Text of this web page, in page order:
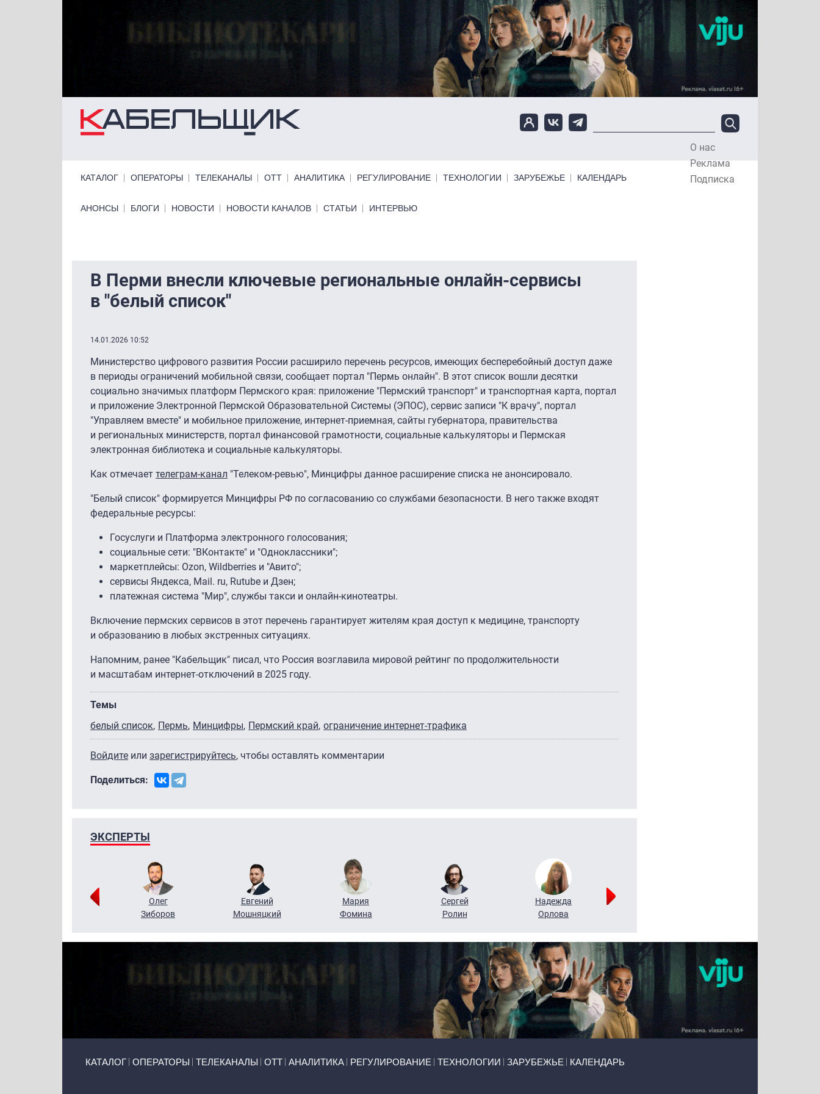
О нас
Реклама
Подписка
КАТАЛОГ ОПЕРАТОРЫ ТЕЛЕКАНАЛЫ ОТТ АНАЛИТИКА РЕГУЛИРОВАНИЕ ТЕХНОЛОГИИ ЗАРУБЕЖЬЕ КАЛЕНДАРЬ
Primary links bottom
АНОНСЫ БЛОГИ НОВОСТИ НОВОСТИ КАНАЛОВ СТАТЬИ ИНТЕРВЬЮ
В Перми внесли ключевые региональные онлайн-сервисы
в "белый список"
14.01.2026 10:52
Министерство цифрового развития России расширило перечень ресурсов, имеющих бесперебойный доступ даже
в периоды ограничений мобильной связи, сообщает портал "Пермь онлайн". В этот список вошли десятки
социально значимых платформ Пермского края: приложение "Пермский транспорт" и транспортная карта, портал
и приложение Электронной Пермской Образовательной Системы (ЭПОС), сервис записи "К врачу", портал
"Управляем вместе" и мобильное приложение, интернет-приемная, сайты губернатора, правительства
и региональных министерств, портал финансовой грамотности, социальные калькуляторы и Пермская
электронная библиотека и социальные калькуляторы.
Как отмечает телеграм-канал "Телеком-ревью", Минцифры данное расширение списка не анонсировало.
"Белый список" формируется Минцифры РФ по согласованию со службами безопасности. В него также входят
федеральные ресурсы:
Госуслуги и Платформа электронного голосования;
социальные сети: "ВКонтакте" и "Одноклассники";
маркетплейсы: Ozon, Wildberries и "Авито";
сервисы Яндекса, Mail. ru, Rutube и Дзен;
платежная система "Мир", службы такси и онлайн-кинотеатры.
Включение пермских сервисов в этот перечень гарантирует жителям края доступ к медицине, транспорту
и образованию в любых экстренных ситуациях.
Напомним, ранее "Кабельщик" писал, что Россия возглавила мировой рейтинг по продолжительности
и масштабам интернет-отключений в 2025 году.
Темы
белый список Пермь Минцифры Пермский край ограничение интернет-трафика
Войдите или зарегистрируйтесь, чтобы оставлять комментарии
Поделиться:
ЭКСПЕРТЫ
Олег
Зиборов
Евгений
Мошняцкий
Мария
Фомина
Сергей
Ролин
Надежда
Орлова
КАТАЛОГ ОПЕРАТОРЫ ТЕЛЕКАНАЛЫ ОТТ АНАЛИТИКА РЕГУЛИРОВАНИЕ ТЕХНОЛОГИИ ЗАРУБЕЖЬЕ КАЛЕНДАРЬ